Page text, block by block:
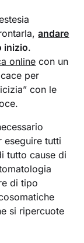
andare
inizio.
online con un
per
con le
tutti
tutto cause di
di tipo
si ripercuote